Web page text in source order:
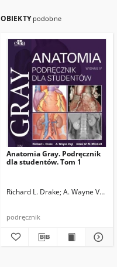
OBIEKTY podobne
Anatomia Gray. Podręcznik
dla studentów. Tom 1
Richard L. Drake A. Wayne Vogl
podręcznik